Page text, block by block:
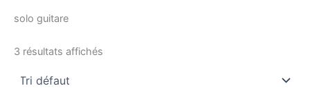
solo guitare
3 résultats affichés